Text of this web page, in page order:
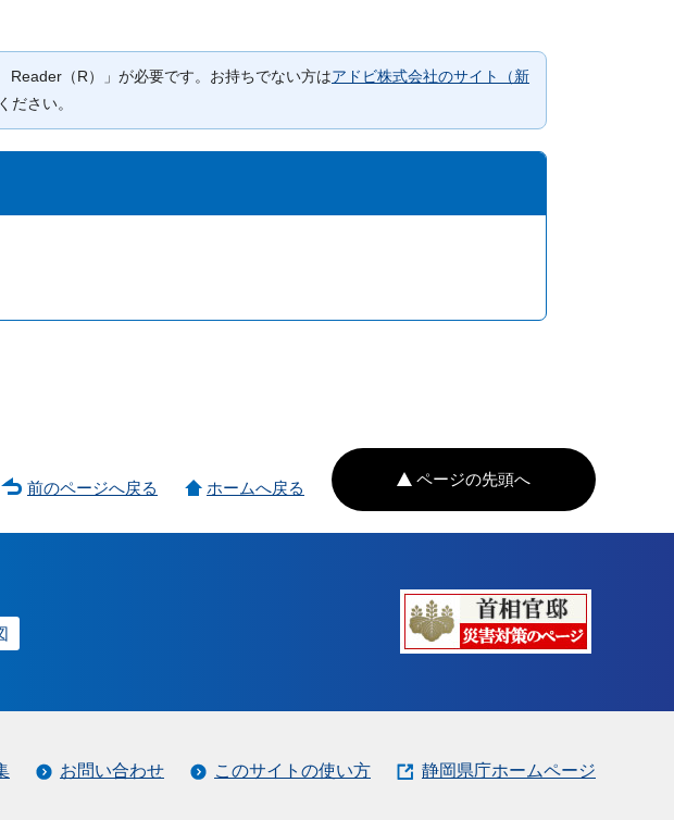
Reader（R）」が必要です。お持ちでない方はアドビ株式会社のサイト（新
ださい。
ページの先頭へ
前のページへ戻る ホームへ戻る
お問い合わせ このサイトの使い方 静岡県庁ホームページ